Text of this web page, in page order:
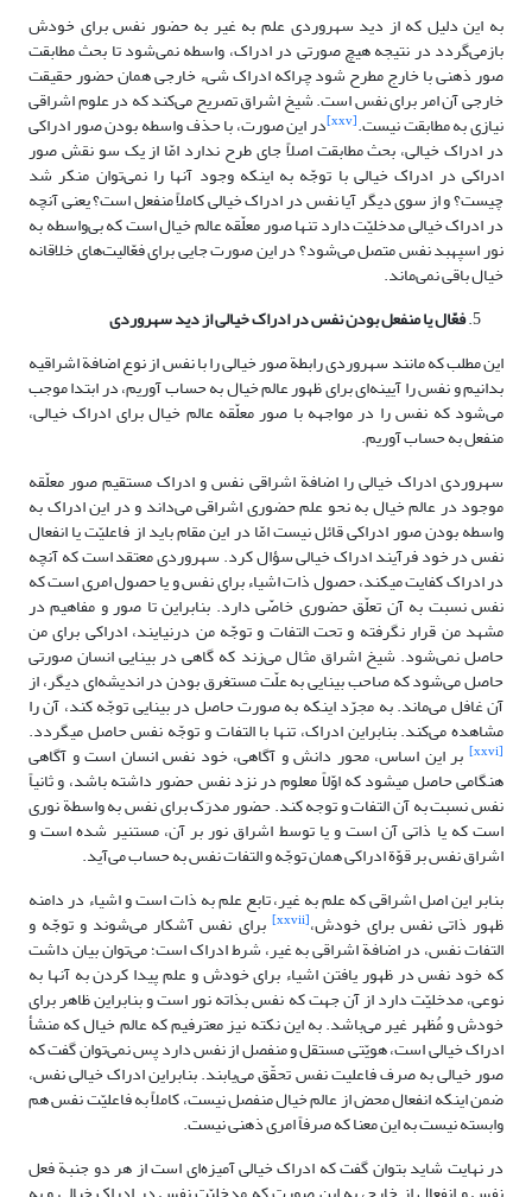
به این دلیل که از دید سهروردی علم به غیر به حضور نفس برای خودش
بازمی‌گردد در نتیجه هیچ صورتی در ادراک، واسطه نمی‌شود تا بحث مطابقت
صور ذهنی با خارج مطرح شود چراکه ادراک شیء خارجی همان حضور حقیقت
خارجی آن امر برای نفس است. شیخ اشراق تصریح می‌کند که در علوم اشراقی
نیازی به مطابقت نیست.[xxv] در این صورت، با حذف واسطه بودن صور ادراکی
در ادراک خیالی، بحث مطابقت اصلاً جای طرح ندارد امّا از یک سو نقش صور
ادراکی در ادراک خیالی با توجّه به اینکه وجود آنها را نمی‌توان منکر شد
چیست؟ و از سوی دیگر آیا نفس در ادراک خیالی کاملاً منفعل است؟ یعنی آنچه
در ادراک خیالی مدخلیّت دارد تنها صور معلّقه عالم خیال است که بی‌واسطه به
نور اسپهبد نفس متصل می‌شود؟ در این صورت جایی برای فعّالیت‌های خلاقانه
خیال باقی نمی‌ماند.
فعّال یا منفعل بودن نفس در ادراک خیالی از دید سهروردی
این مطلب که مانند سهروردی رابطة صور خیالی را با نفس از نوع اضافة اشراقیه
بدانیم و نفس را آیینه‌ای برای ظهور عالم خیال به حساب آوریم، در ابتدا موجب
می‌شود که نفس را در مواجهه با صور معلّقه عالم خیال برای ادراک خیالی،
منفعل به حساب آوریم.
سهروردی ادراک خیالی را اضافة اشراقی نفس و ادراک مستقیم صور معلّقه
موجود در عالم خیال به نحو علم حضوری اشراقی می‌داند و در این ادراک به
واسطه بودن صور ادراکی قائل نیست امّا در این مقام باید از فاعلیّت یا انفعال
نفس در خود فرآیند ادراک خیالی سؤال کرد. سهروردى معتقد است که آنچه
در ادراک کفایت مى‏کند، حصول ذات اشیاء براى نفس و یا حصول امرى است که
نفس نسبت به آن تعلّق حضورى خاصّى دارد. بنابراین تا صور و مفاهیم در
مشهد من قرار نگرفته و تحت التفات و توجّه من درنیایند، ادراکى براى من
حاصل نمی‌شود. شیخ اشراق مثال می‌زند که گاهى در بینایى انسان صورتى
حاصل مى‌شود که صاحب بینایى به علّت مستغرق بودن در اندیشه‌ای دیگر، از
آن غافل مى‏‌ماند. به مجرّد اینکه به صورت حاصل در بینایى توجّه کند، آن را
مشاهده مى‌کند. بنابراین ادراک، تنها با التفات و توجّه نفس حاصل مى‏گردد.
[xxvi] بر این اساس، محور دانش و آگاهى، خود نفس انسان است و آگاهى
هنگامى حاصل مى‏شود که اوّلاً معلوم در نزد نفس حضور داشته باشد، و ثانیاً
نفس نسبت به آن التفات و توجه کند. حضور مدرَک برای نفس به واسطة نوری
است که یا ذاتی آن است و یا توسط اشراق نور بر آن، مستنیر شده است و
اشراق نفس بر قوّة ادراکی همان توجّه و التفات نفس به حساب می‌آید.
بنابر این اصل اشراقی که علم به غیر، تابع علم به ذات است و اشیاء در دامنه
ظهور ذاتی نفس برای خودش،[xxvii] برای نفس آشکار می‌شوند و توجّه و
التفات نفس، در اضافة اشراقی به غیر، شرط ادراک است؛ می‌توان بیان داشت
که خود نفس در ظهور یافتن اشیاء برای خودش و علم پیدا کردن به آنها به
نوعی، مدخلیّت دارد از آن جهت که نفس بذاته نور است و بنابراین ظاهر برای
خودش و مُظهر غیر می‌باشد. به این نکته نیز معترفیم که عالم خیال که منشأ
ادراک خیالی است، هویّتی مستقل و منفصل از نفس دارد پس نمی‌توان گفت که
صور خیالی به صرف فاعلیت نفس تحقّق می‌یابند. بنابراین ادراک خیالی نفس،
ضمن اینکه انفعال محض از عالم خیال منفصل نیست، کاملاً به فاعلیّت نفس هم
وابسته نیست به این معنا که صرفاً امری ذهنی نیست.
در نهایت شاید بتوان گفت که ادراک خیالی آمیزه‌ای است از هر دو جنبة فعل